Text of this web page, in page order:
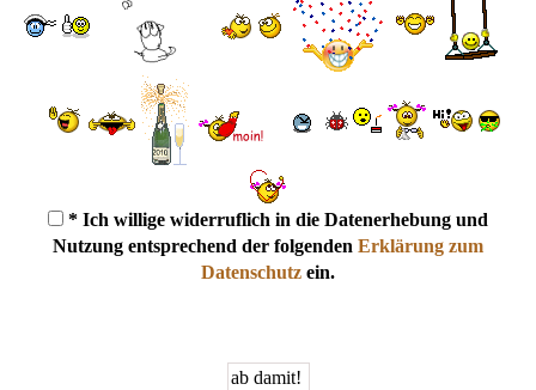
* Ich willige widerruflich in die Datenerhebung und
Nutzung entsprechend der folgenden Erklärung zum
Datenschutz ein.